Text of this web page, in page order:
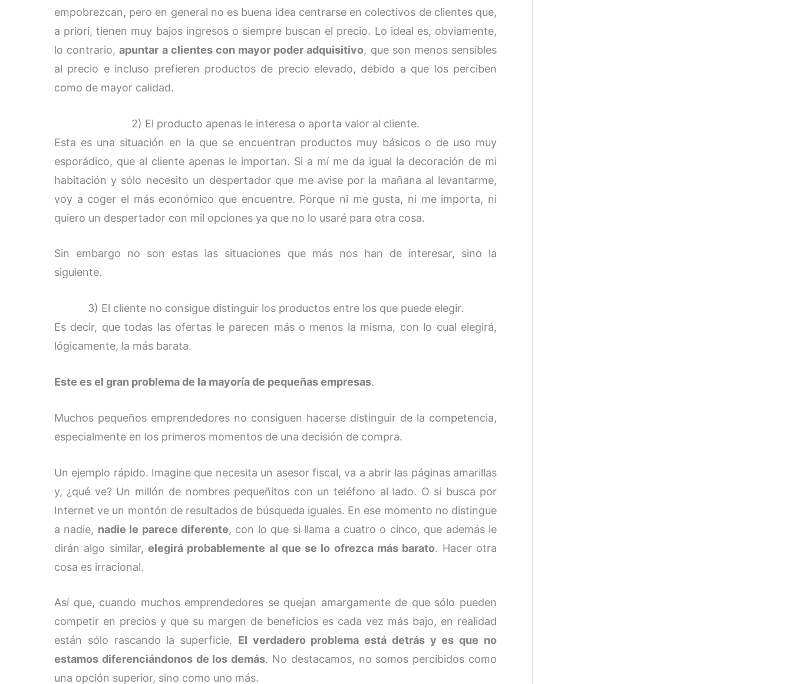
empobrezcan, pero en general no es buena idea centrarse en colectivos de clientes que,
a priori, tienen muy bajos ingresos o siempre buscan el precio. Lo ideal es, obviamente,
lo contrario,apuntar a clientes con mayor poder adquisitivo, que son menos sensibles
al precio e incluso prefieren productos de precio elevado, debido a que los perciben
como de mayor calidad.
2) El producto apenas le interesa o aporta valor al cliente.
Esta es una situación en la que se encuentran productos muy básicos o de uso muy
esporádico, que al cliente apenas le importan. Si a mí me da igual la decoración de mi
habitación y sólo necesito un despertador que me avise por la mañana al levantarme,
voy a coger el más económico que encuentre. Porque ni me gusta, ni me importa, ni
quiero un despertador con mil opciones ya que no lo usaré para otra cosa.
Sin embargo no son estas las situaciones que más nos han de interesar, sino la
siguiente.
3) El cliente no consigue distinguir los productos entre los que puede elegir.
Es decir, que todas las ofertas le parecen más o menos la misma, con lo cual elegirá,
lógicamente, la más barata.
Este es el gran problema de la mayoría de pequeñas empresas.
Muchos pequeños emprendedores no consiguen hacerse distinguir de la competencia,
especialmente en los primeros momentos de una decisión de compra.
Un ejemplo rápido. Imagine que necesita un asesor fiscal, va a abrir las páginas amarillas
y, ¿qué ve? Un millón de nombres pequeñitos con un teléfono al lado. O si busca por
Internet ve un montón de resultados de búsqueda iguales. En ese momento no distingue
a nadie, nadie le parece diferente, con lo que si llama a cuatro o cinco, que además le
dirán algo similar, elegirá probablemente al que se lo ofrezca más barato. Hacer otra
cosa es irracional.
Así que, cuando muchos emprendedores se quejan amargamente de que sólo pueden
competir en precios y que su margen de beneficios es cada vez más bajo, en realidad
están sólo rascando la superficie. El verdadero problema está detrás y es que no
estamos diferenciándonos de los demás. No destacamos, no somos percibidos como
una opción superior, sino como uno más.